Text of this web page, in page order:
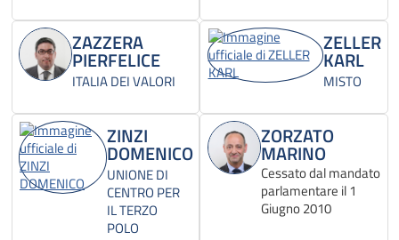
ZAZZERA
PIERFELICE
ITALIA DEI VALORI
ZELLER
KARL
MISTO
ZINZI
DOMENICO
UNIONE DI
CENTRO PER
IL TERZO
POLO
ZORZATO
MARINO
Cessato dal mandato
parlamentare il 1
Giugno 2010